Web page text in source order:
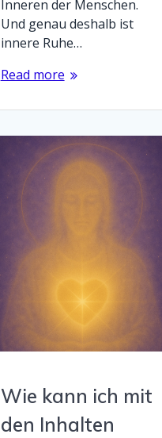
Inneren der Menschen.
Und genau deshalb ist
innere Ruhe…
Read more
Wie kann ich mit
den Inhalten